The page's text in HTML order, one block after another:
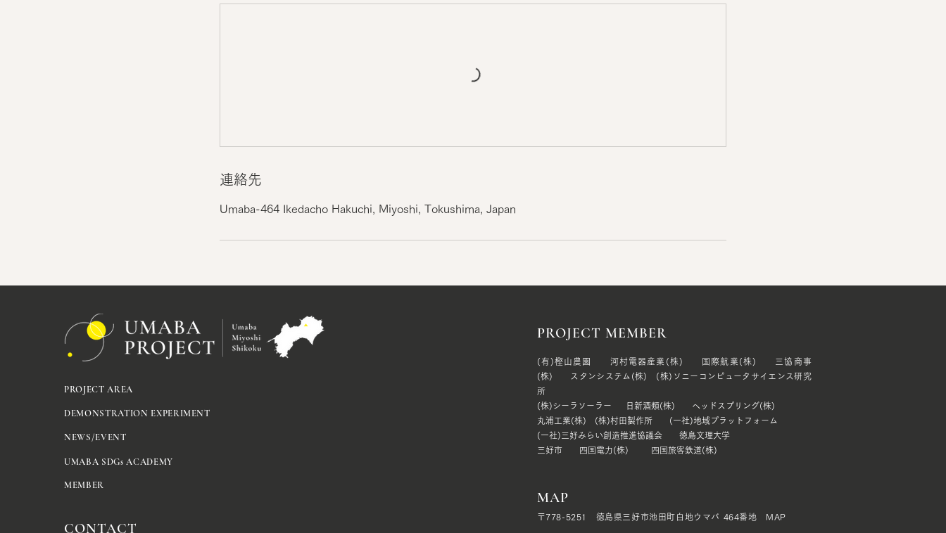
連絡先
Umaba-464 Ikedacho Hakuchi, Miyoshi, Tokushima, Japan
PROJECT AREA
DEMONSTRATION EXPERIMENT
NEWS/EVENT
UMABA SDGs ACADEMY
MEMBER
CONTACT
PROJECT MEMBER
(有)樫山農園 河村電器産業(株) 国際航業(株) 三協商事
(株) スタンシステム(株) (株)ソニーコンピュータサイエンス研究
所
(株)シーラソーラー
日新酒類(株) ヘッドスプリング(株)
丸浦工業(株) (株)村田製作所 (一社)地域プラットフォーム
(一社)三好みらい創造推進協議会 徳島文理大学
三好市 四国電力(株) 四国旅客鉄道(株)
MAP
〒778-5251 徳島県三好市池田町白地ウマバ 464番地 MAP